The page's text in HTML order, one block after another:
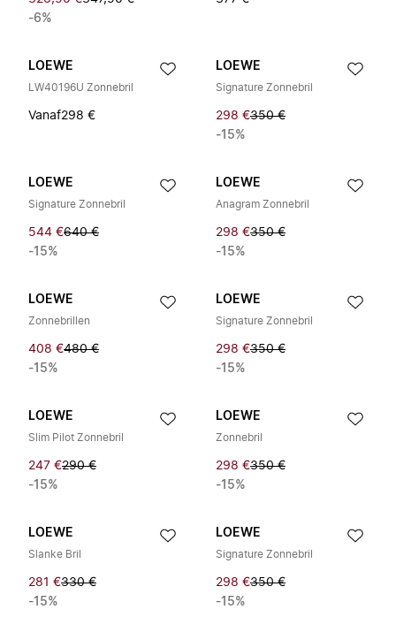
-6%
LOEWE
LW40196U Zonnebril
Vanaf298 €
LOEWE
Signature Zonnebril
298 €350 €
-15%
LOEWE
Signature Zonnebril
544 €640 €
-15%
LOEWE
Anagram Zonnebril
298 €350 €
-15%
LOEWE
Zonnebrillen
408 €480 €
-15%
LOEWE
Signature Zonnebril
298 €350 €
-15%
LOEWE
Slim Pilot Zonnebril
247 €290 €
-15%
LOEWE
Zonnebril
298 €350 €
-15%
LOEWE
Slanke Bril
281 €330 €
-15%
LOEWE
Signature Zonnebril
298 €350 €
-15%